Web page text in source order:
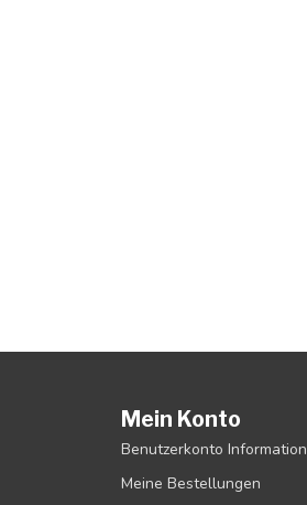
Mein Konto
Benutzerkonto Information
Meine Bestellungen